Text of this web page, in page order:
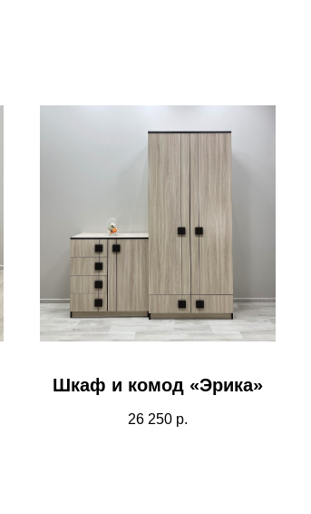
Шкаф и комод «Эрика»
26 250 р.